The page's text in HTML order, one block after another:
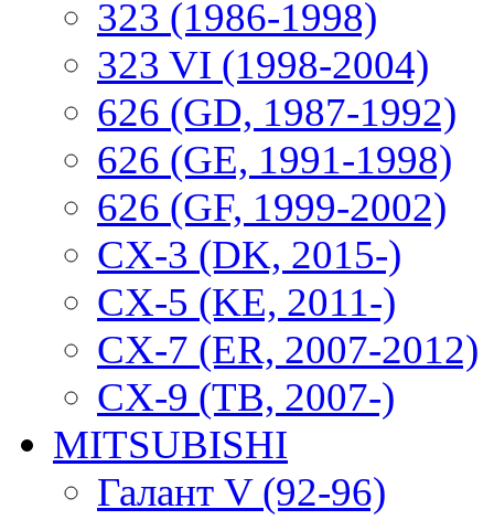
323 (1986-1998)
323 VI (1998-2004)
626 (GD, 1987-1992)
626 (GE, 1991-1998)
626 (GF, 1999-2002)
CX-3 (DK, 2015-)
CX-5 (KE, 2011-)
CX-7 (ER, 2007-2012)
CX-9 (TB, 2007-)
MITSUBISHI
Галант V (92-96)